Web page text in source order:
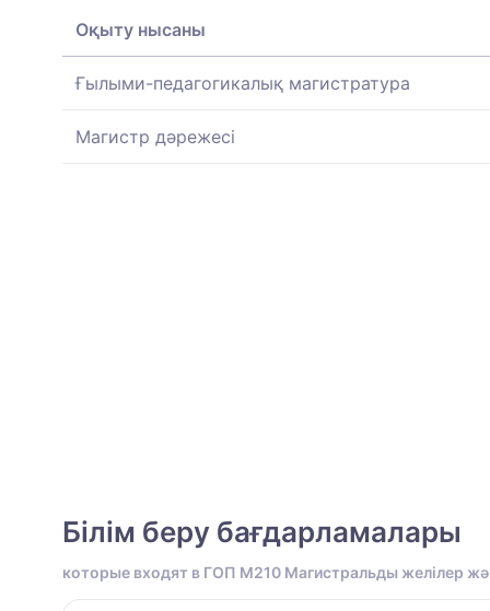
Оқыту нысаны
Ғылыми-педагогикалық магистратура
Магистр дәрежесі
Білім беру бағдарламалары
которые входят в ГОП M210 Магистральды желілер